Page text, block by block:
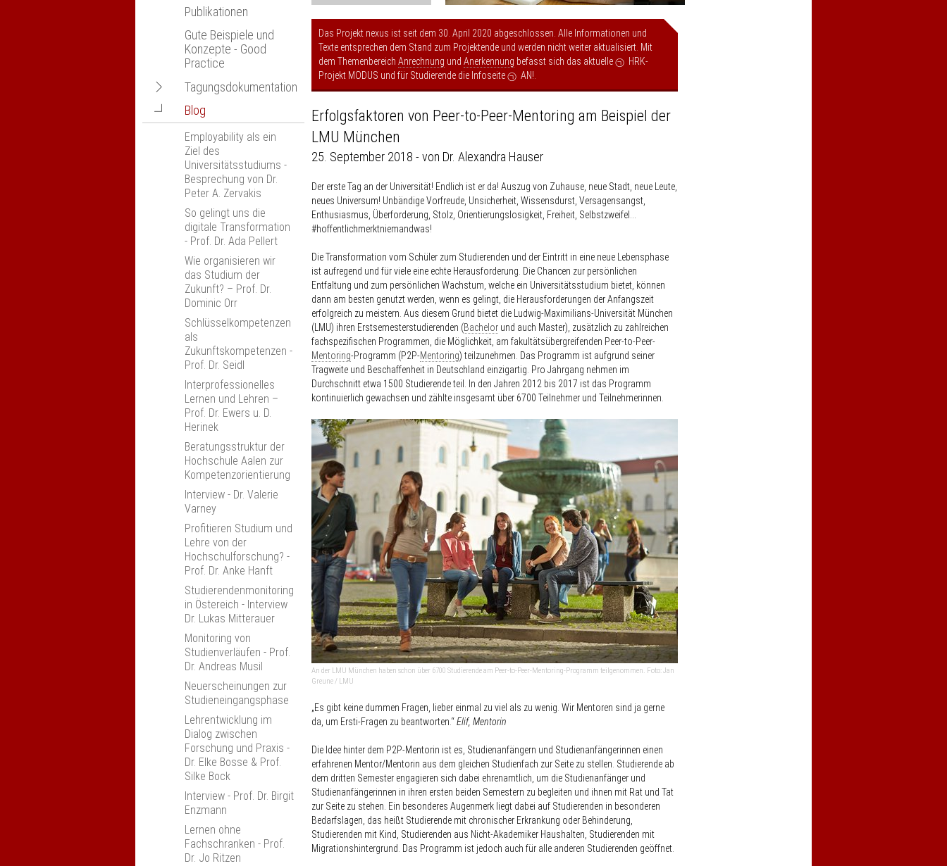
Publikationen
Gute Beispiele und
Konzepte - Good
Practice
Tagungsdokumentation
Navigation
öffnen
nexus-Jahrestagung -
abgesagt
Wissenschaftlichkeit,
Fachlichkeit und
Beruflichkeit
Anerkennung und
Anrechnung an
Hochschulen, München
Erfahrungsaustausch
„Kompetenzorientierung
in den Ingenieur­
wissenschaften“
Dresden
Prüfungen gestalten -
Kompetenzen abbilden,
Philipps-Universität
Marburg
Anerkennung und
Mobilität: Potenziale zur
Internationalisierung
der Studiengänge
Anerkennung und
Anrechnung im Kontext
der
(System-)Akkreditierung
Digitaler Wandel in
Studium und Lehre,
Kaiserslautern
Anerkennung und
Anrechnung an
Oldenburg
Qualitätsgesicherte
Ulm
Erfahrungsaustausch
in den Ingenieur­
wissenschaften" Bonn
Studiengang-Monitoring
2019
Jahrestagung 2019
Zur praktischen
Umsetzung der
Kompetenzorientierung,
Anerkennung an
Hochschulen, Leipzig
Blog
Navigation
öffnen
Employability als ein
Ziel des
Universitätsstudiums -
Besprechung von Dr.
Peter A. Zervakis
So gelingt uns die
digitale Transformation
- Prof. Dr. Ada Pellert
Wie organisieren wir
das Studium der
Zukunft? – Prof. Dr.
Dominic Orr
Schlüsselkompetenzen
als
Zukunftskompetenzen -
Prof. Dr. Seidl
Interprofessionelles
Lernen und Lehren –
Prof. Dr. Ewers u. D.
Herinek
Beratungsstruktur der
Hochschule Aalen zur
Kompetenzorientierung
Interview - Dr. Valerie
Varney
Profitieren Studium und
Lehre von der
Hochschulforschung? -
Prof. Dr. Anke Hanft
Studierendenmonitoring
in Östereich - Interview
Dr. Lukas Mitterauer
Monitoring von
Studienverläufen - Prof.
Dr. Andreas Musil
Neuerscheinungen zur
Studieneingangsphase
Lehrentwicklung im
Dialog zwischen
Forschung und Praxis -
Dr. Elke Bosse & Prof.
Silke Bock
Interview - Prof. Dr. Birgit
Enzmann
Lernen ohne
Fachschranken - Prof.
Dr. Jo Ritzen
Das Projekt nexus ist seit dem 30. April 2020 abgeschlossen. Alle Informationen und
Texte entsprechen dem Stand zum Projektende und werden nicht weiter aktualisiert. Mit
dem Themenbereich Anrechnung und Anerkennung befasst sich das aktuelle
HRK-
Projekt MODUS und für Studierende die Infoseite AN!
Erfolgsfaktoren von Peer-to-Peer-Mentoring am Beispiel der
LMU München
25. September 2018 - von Dr. Alexandra Hauser
Der erste Tag an der Universität! Endlich ist er da! Auszug von Zuhause, neue Stadt, neue Leute,
neues Universum! Unbändige Vorfreude, Unsicherheit, Wissensdurst, Versagensangst,
Enthusiasmus, Überforderung, Stolz, Orientierungslosigkeit, Freiheit, Selbstzweifel...
#hoffentlichmerktniemandwas!
Die Transformation vom Schüler zum Studierenden und der Eintritt in eine neue Lebensphase
ist aufregend und für viele eine echte Herausforderung. Die Chancen zur persönlichen
Entfaltung und zum persönlichen Wachstum, welche ein Universitätsstudium bietet, können
dann am besten genutzt werden, wenn es gelingt, die Herausforderungen der Anfangszeit
erfolgreich zu meistern. Aus diesem Grund bietet die Ludwig-Maximilians-Universität München
(LMU) ihren Erstsemesterstudierenden (Bachelor und auch Master), zusätzlich zu zahlreichen
fachspezifischen Programmen, die Möglichkeit, am fakultätsübergreifenden Peer-to-Peer-
Mentoring-Programm (P2P-Mentoring) teilzunehmen. Das Programm ist aufgrund seiner
Tragweite und Beschaffenheit in Deutschland einzigartig. Pro Jahrgang nehmen im
Durchschnitt etwa 1500 Studierende teil. In den Jahren 2012 bis 2017 ist das Programm
kontinuierlich gewachsen und zählte insgesamt über 6700 Teilnehmer und Teilnehmerinnen.
An der LMU München haben schon über 6700 Studierende am Peer-to-Peer-Mentoring-Programm teilgenommen. Foto: Jan
Greune / LMU
„Es gibt keine dummen Fragen, lieber einmal zu viel als zu wenig. Wir Mentoren sind ja gerne
da, um Ersti-Fragen zu beantworten.“Elif, Mentorin
Die Idee hinter dem P2P-Mentorin ist es, Studienanfängern und Studienanfängerinnen einen
erfahrenen Mentor/Mentorin aus dem gleichen Studienfach zur Seite zu stellen. Studierende ab
dem dritten Semester engagieren sich dabei ehrenamtlich, um die Studienanfänger und
Studienanfängerinnen in ihren ersten beiden Semestern zu begleiten und ihnen mit Rat und Tat
zur Seite zu stehen. Ein besonderes Augenmerk liegt dabei auf Studierenden in besonderen
Bedarfslagen, das heißt Studierende mit chronischer Erkrankung oder Behinderung,
Studierenden mit Kind, Studierenden aus Nicht-Akademiker Haushalten, Studierenden mit
Migrationshintergrund. Das Programm ist jedoch auch für alle anderen Studierenden geöffnet.